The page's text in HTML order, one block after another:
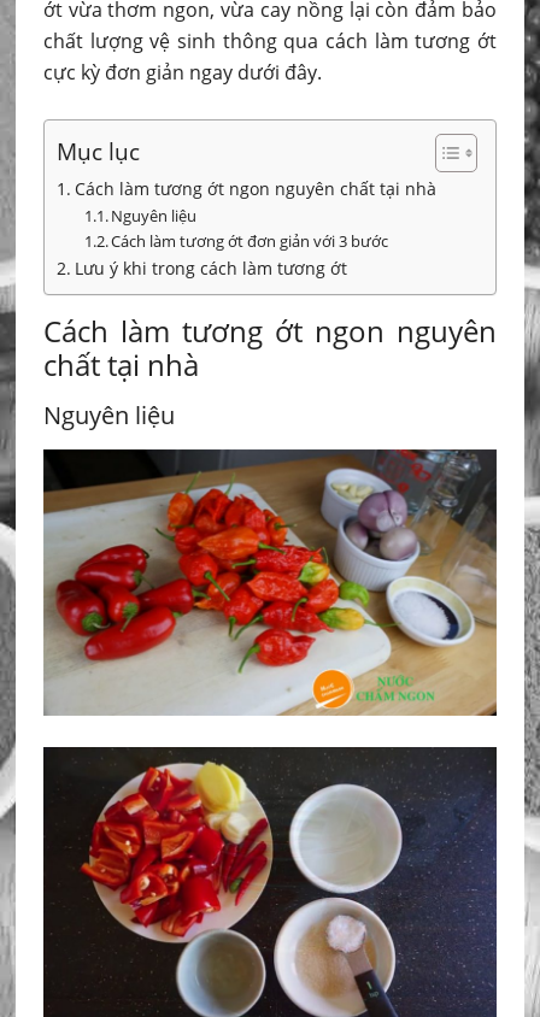
ớt vừa thơm ngon, vừa cay nồng lại còn đảm bảo
chất lượng vệ sinh thông qua cách làm tương ớt
cực kỳ đơn giản ngay dưới đây.
Mục lục
Cách làm tương ớt ngon nguyên chất tại nhà
Nguyên liệu
Cách làm tương ớt đơn giản với 3 bước
Lưu ý khi trong cách làm tương ớt
Cách làm tương ớt ngon nguyên
chất tại nhà
Nguyên liệu